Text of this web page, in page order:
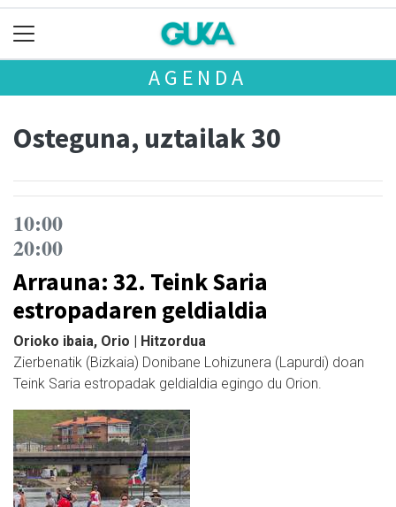
AGENDA
Osteguna, uztailak 30
10:00
20:00
Arrauna: 32. Teink Saria
estropadaren geldialdia
Orioko ibaia, Orio | Hitzordua
Zierbenatik (Bizkaia) Donibane Lohizunera (Lapurdi) doan
Teink Saria estropadak geldialdia egingo du Orion.